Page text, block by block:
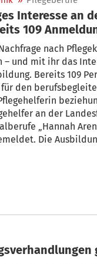
Interesse an
109
nach
– und mit ihr das
Bereits 109
den
an der
„Hannah
Die